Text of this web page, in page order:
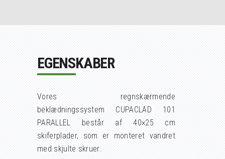
EGENSKABER
Vores regnskærmende
beklædningssystem CUPACLAD 101
PARALLEL består af 40×25 cm
skiferplader, som er monteret vandret
med skjulte skruer.